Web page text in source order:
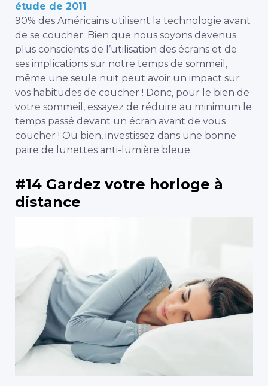
étude de 2011
90% des Américains utilisent la technologie avant
de se coucher. Bien que nous soyons devenus
plus conscients de l’utilisation des écrans et de
ses implications sur notre temps de sommeil,
même une seule nuit peut avoir un impact sur
vos habitudes de coucher ! Donc, pour le bien de
votre sommeil, essayez de réduire au minimum le
temps passé devant un écran avant de vous
coucher ! Ou bien, investissez dans une bonne
paire de lunettes anti-lumière bleue.
#14 Gardez votre horloge à
distance